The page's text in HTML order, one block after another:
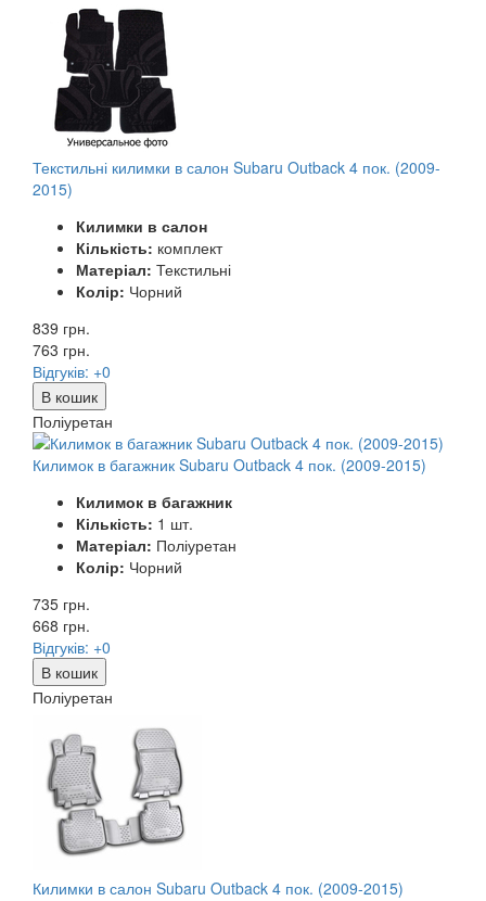
Текстильні килимки в салон Subaru Outback 4 пок. (2009-
2015)
Килимки в салон
Кількість: комплект
Матеріал: Текстильні
Колір: Чорний
839 грн.
763 грн.
Відгуків: +0
В кошик
Поліуретан
Килимок в багажник Subaru Outback 4 пок. (2009-2015)
Килимок в багажник
Кількість: 1 шт.
Матеріал: Поліуретан
Колір: Чорний
735 грн.
668 грн.
Відгуків: +0
В кошик
Поліуретан
Килимки в салон Subaru Outback 4 пок. (2009-2015)